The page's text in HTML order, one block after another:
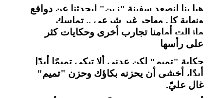
هيا بنا لنصعد سفينة "زين" ليحدثنا عن دوافع
ونهاية كل مهاجر غير شرعي .. تماسك
مازالت أمامنا تجارب أخرى وحكايات كثر
على رأسها
حكاية "تميم" لكن عدني ألا تبكي تميمًا أبدًا
أبدًا، أخشى أن يحزنه بكاؤك وحزن "تميم"
غال عليّ.